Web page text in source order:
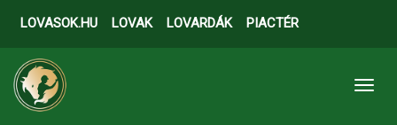
LOVASOK.HU LOVAK LOVARDÁK PIACTÉR